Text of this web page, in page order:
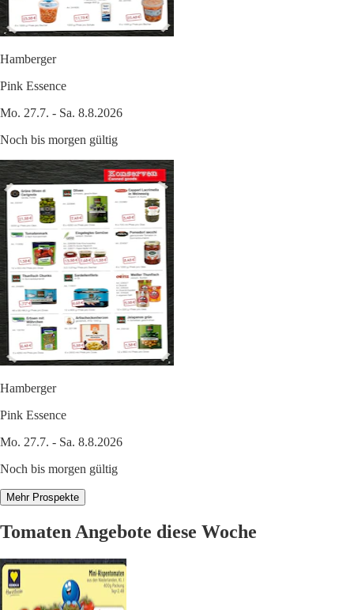
Hamberger
Pink Essence
Mo. 27.7. - Sa. 8.8.2026
Noch bis morgen gültig
Hamberger
Pink Essence
Mo. 27.7. - Sa. 8.8.2026
Noch bis morgen gültig
Mehr Prospekte
Tomaten Angebote diese Woche